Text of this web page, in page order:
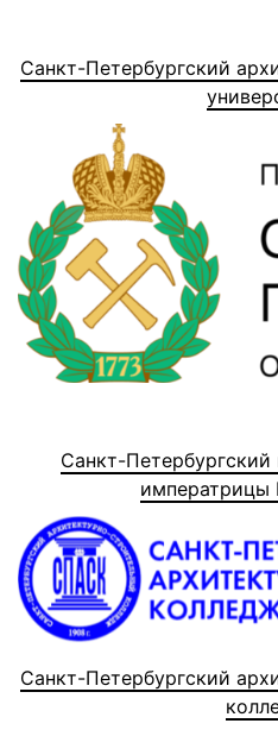
Санкт-Петербургский
Санкт-
императрицы
Санкт-Петербургский